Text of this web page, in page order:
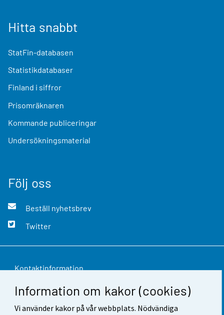
Information om kakor (cookies)
Vi använder kakor på vår webbplats. Nödvändiga
Hitta snabbt
StatFin-databasen
Statistikdatabaser
Finland i siffror
Prisomräknaren
Kommande publiceringar
Undersökningsmaterial
Följ oss
Beställ nyhetsbrev
Twitter
Kontaktinformation
Respons
Användarvillkor